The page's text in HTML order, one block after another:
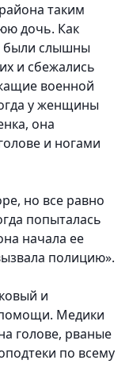
таким
дочь. Как
были слышны
и сбежались
военной
у женщины
она
и ногами
но все равно
попыталась
начала ее
полицию».
и
Медики
голове, рваные
по всему